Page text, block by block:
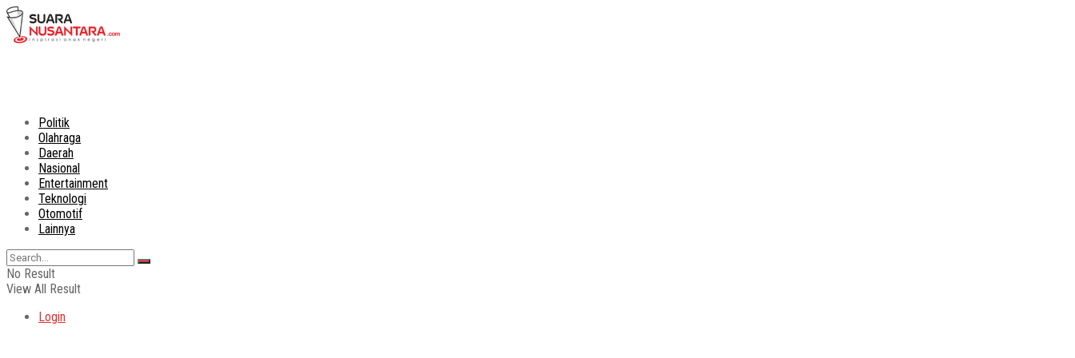
Politik
Olahraga
Daerah
Nasional
Entertainment
Teknologi
Otomotif
Lainnya
No Result
View All Result
Login